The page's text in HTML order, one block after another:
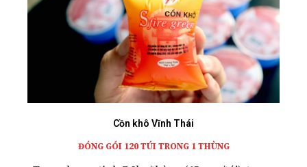
Cồn khô Vĩnh Thái
ĐÓNG GÓI 120 TÚI TRONG 1 THÙNG